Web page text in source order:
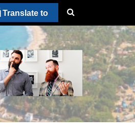
Translate to